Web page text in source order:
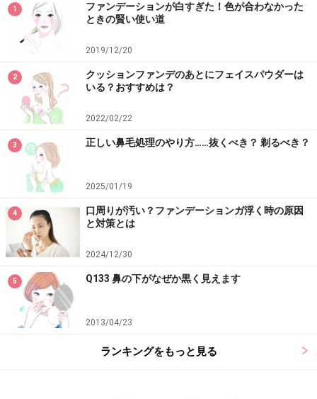
1
ファンデーションが白すぎた！色が合わなかった
ときの賢い使い道
2019/12/20
2
クッションファンデのあとにフェイスパウダーは
いる？おすすめは？
2022/02/22
3 正しい鼻毛処理のやり方……抜くべき？ 剃るべき？
2025/01/19
4
口周りが汚い？ファンデーションガ浮く時の原因
と対策とは
2024/12/30
5 Q133 鼻の下がなぜか黒く見えます
2013/04/23
ランキングをもっと見る